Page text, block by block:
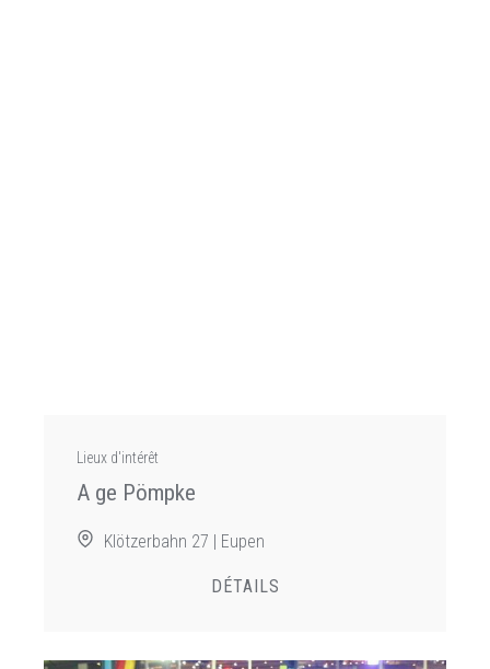
Lieux d'intérêt
A ge Pömpke
Klötzerbahn 27 | Eupen
DÉTAILS